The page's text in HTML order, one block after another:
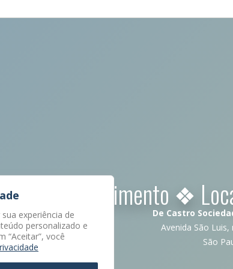
experiência de
personalizado e
“Aceitar”, você
Atendimento ❖
De Castro
Avenida São Luis,
São